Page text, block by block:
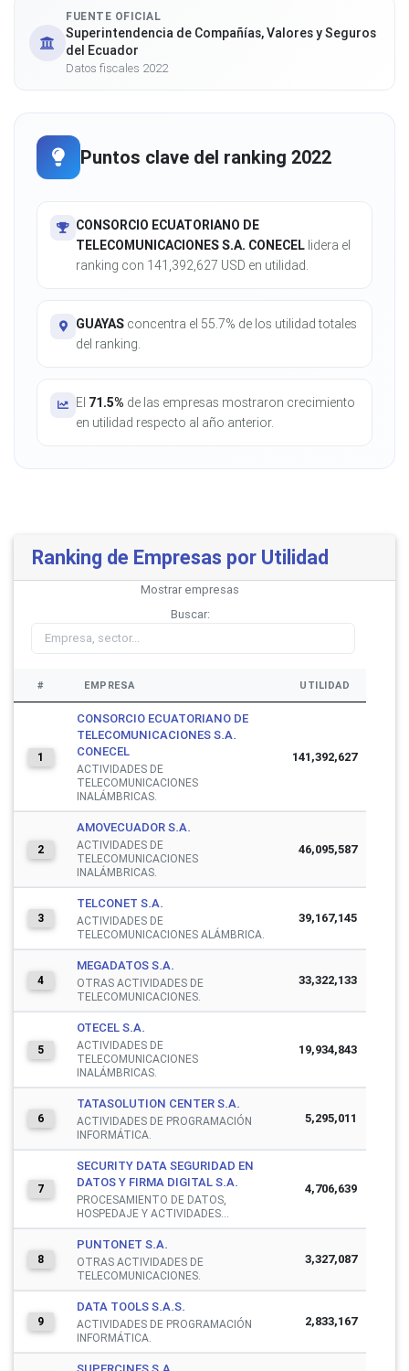
FUENTE OFICIAL
Superintendencia de Compañías, Valores y Seguros
del Ecuador
Datos fiscales 2022
Puntos clave del ranking 2022
CONSORCIO ECUATORIANO DE
TELECOMUNICACIONES S.A. CONECEL lidera el
ranking con 141,392,627 USD en utilidad.
GUAYAS concentra el 55.7% de los utilidad totales
del ranking.
El 71.5% de las empresas mostraron crecimiento
en utilidad respecto al año anterior.
Ranking de Empresas por Utilidad
Mostrar empresas
Buscar:
# EMPRESA UTILIDAD
1
CONSORCIO ECUATORIANO DE
TELECOMUNICACIONES S.A.
CONECEL
ACTIVIDADES DE
TELECOMUNICACIONES
INALÁMBRICAS.
141,392,627
2
AMOVECUADOR S.A.
ACTIVIDADES DE
TELECOMUNICACIONES
INALÁMBRICAS.
46,095,587
3
TELCONET S.A.
ACTIVIDADES DE
TELECOMUNICACIONES ALÁMBRICA.
39,167,145
4
MEGADATOS S.A.
OTRAS ACTIVIDADES DE
TELECOMUNICACIONES.
33,322,133
5
OTECEL S.A.
ACTIVIDADES DE
TELECOMUNICACIONES
INALÁMBRICAS.
19,934,843
6
TATASOLUTION CENTER S.A.
ACTIVIDADES DE PROGRAMACIÓN
INFORMÁTICA.
5,295,011
7
SECURITY DATA SEGURIDAD EN
DATOS Y FIRMA DIGITAL S.A.
PROCESAMIENTO DE DATOS,
HOSPEDAJE Y ACTIVIDADES...
4,706,639
8
PUNTONET S.A.
OTRAS ACTIVIDADES DE
TELECOMUNICACIONES.
3,327,087
9
DATA TOOLS S.A.S.
ACTIVIDADES DE PROGRAMACIÓN
INFORMÁTICA.
2,833,167